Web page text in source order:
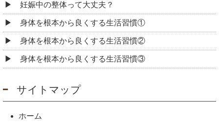
妊娠中の整体って大丈夫？
身体を根本から良くする生活習慣①
身体を根本から良くする生活習慣②
身体を根本から良くする生活習慣③
サイトマップ
ホーム